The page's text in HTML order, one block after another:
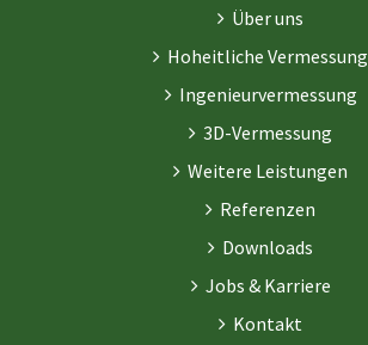
Über uns
Hoheitliche Vermessung
Ingenieurvermessung
3D-Vermessung
Weitere Leistungen
Referenzen
Downloads
Jobs & Karriere
Kontakt